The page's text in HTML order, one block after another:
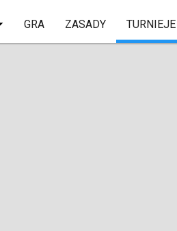
GRA ZASADY TURNIEJE